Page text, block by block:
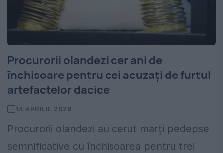
Procurorii olandezi cer ani de
închisoare pentru cei acuzați de furtul
artefactelor dacice
14 APRILIE 2026
Procurorii olandezi au cerut marți pedepse
semnificative cu închisoarea pentru trei